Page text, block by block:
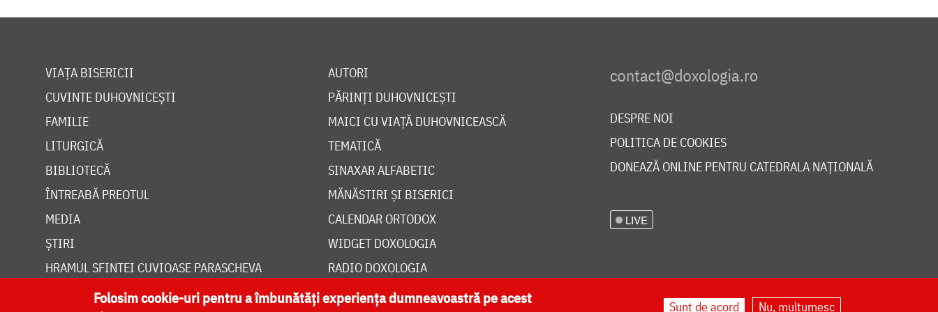
VIAȚA BISERICII
CUVINTE DUHOVNICEȘTI
FAMILIE
LITURGICĂ
BIBLIOTECĂ
ÎNTREABĂ PREOTUL
MEDIA
ȘTIRI
HRAMUL SFINTEI CUVIOASE PARASCHEVA
AUTORI
PĂRINȚI DUHOVNICEȘTI
MAICI CU VIAȚĂ DUHOVNICEASCĂ
TEMATICĂ
SINAXAR ALFABETIC
MĂNĂSTIRI ȘI BISERICI
CALENDAR ORTODOX
WIDGET DOXOLOGIA
RADIO DOXOLOGIA
DESPRE NOI
POLITICA DE COOKIES
DONEAZĂ ONLINE PENTRU CATEDRALA NAȚIONALĂ
LIVE
Folosim cookie-uri pentru a îmbunătăți experiența dumneavoastră pe acest
Sunt de acord Nu, mulțumesc